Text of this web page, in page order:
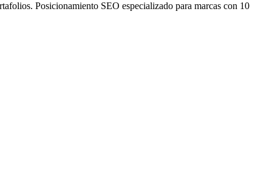
Posicionamiento SEO especializado para marcas con 10